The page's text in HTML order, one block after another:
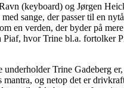
(keyboard) og Jørgen
sange, der passer til en
en verden, der byder på
hvor Trine bl.a. fortolker
Trine Gadeberg
og netop det er